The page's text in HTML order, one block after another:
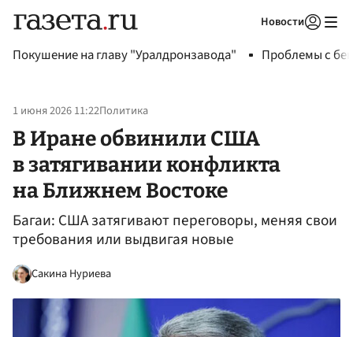
Новости
Покушение на главу "Уралдронзавода" Проблемы с
1 июня 2026 11:22Политика
В Иране обвинили США
в затягивании конфликта
на Ближнем Востоке
Багаи: США затягивают переговоры, меняя свои
требования или выдвигая новые
Сакина Нуриева